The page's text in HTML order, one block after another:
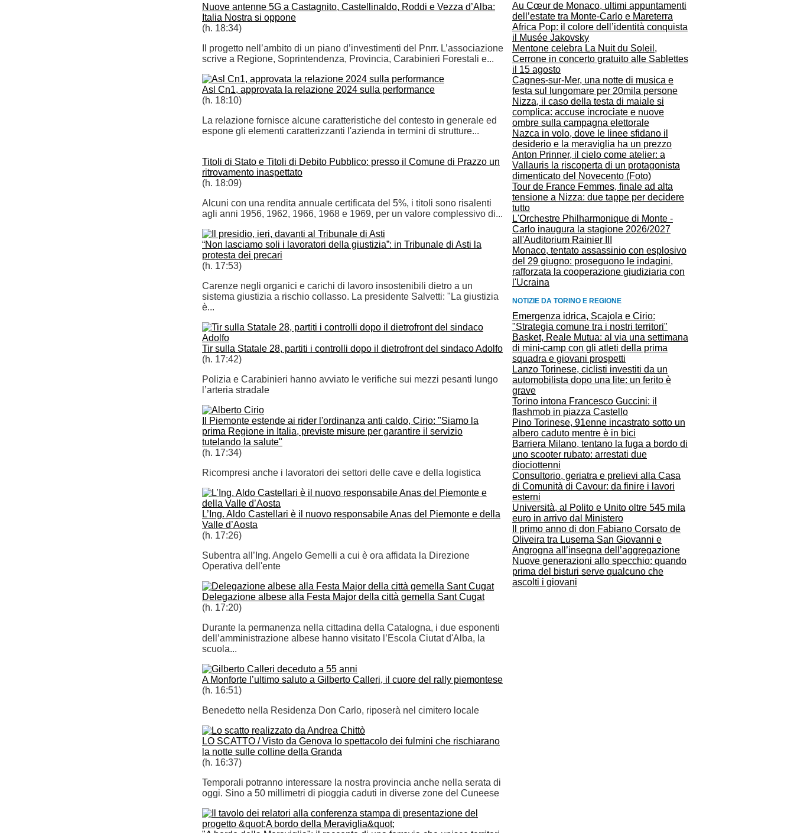
Au Cœur de Monaco, ultimi appuntamenti
dell’estate tra Monte-Carlo e Mareterra
Africa Pop: il colore dell’identità conquista
il Musée Jakovsky
Mentone celebra La Nuit du Soleil,
Cerrone in concerto gratuito alle Sablettes
il 15 agosto
Cagnes-sur-Mer, una notte di musica e
festa sul lungomare per 20mila persone
Nizza, il caso della testa di maiale si
complica: accuse incrociate e nuove
ombre sulla campagna elettorale
Nazca in volo, dove le linee sfidano il
desiderio e la meraviglia ha un prezzo
Anton Prinner, il cielo come atelier: a
Vallauris la riscoperta di un protagonista
dimenticato del Novecento (Foto)
Tour de France Femmes, finale ad alta
tensione a Nizza: due tappe per decidere
tutto
L'Orchestre Philharmonique di Monte -
Carlo inaugura la stagione 2026/2027
all'Auditorium Rainier III
Monaco, tentato assassinio con esplosivo
del 29 giugno: proseguono le indagini,
rafforzata la cooperazione giudiziaria con
l'Ucraina
NOTIZIE DA TORINO E REGIONE
Emergenza idrica, Scajola e Cirio:
"Strategia comune tra i nostri territori"
Basket, Reale Mutua: al via una settimana
di mini-camp con gli atleti della prima
squadra e giovani prospetti
Lanzo Torinese, ciclisti investiti da un
automobilista dopo una lite: un ferito è
grave
Torino intona Francesco Guccini: il
flashmob in piazza Castello
Pino Torinese, 91enne incastrato sotto un
albero caduto mentre è in bici
Barriera Milano, tentano la fuga a bordo di
uno scooter rubato: arrestati due
diociottenni
Consultorio, geriatra e prelievi alla Casa
di Comunità di Cavour: da finire i lavori
esterni
Università, al Polito e Unito oltre 545 mila
euro in arrivo dal Ministero
Il primo anno di don Fabiano Corsato de
Oliveira tra Luserna San Giovanni e
Angrogna all’insegna dell’aggregazione
Nuove generazioni allo specchio: quando
prima del bisturi serve qualcuno che
ascolti i giovani
Nuove antenne 5G a Castagnito, Castellinaldo, Roddi e Vezza d’Alba:
Italia Nostra si oppone
(h. 18:34)
Il progetto nell’ambito di un piano d’investimenti del Pnrr. L’associazione
scrive a Regione, Soprintendenza, Provincia, Carabinieri Forestali e...
Asl Cn1, approvata la relazione 2024 sulla performance
(h. 18:10)
La relazione fornisce alcune caratteristiche del contesto in generale ed
espone gli elementi caratterizzanti l'azienda in termini di strutture...
Titoli di Stato e Titoli di Debito Pubblico: presso il Comune di Prazzo un
ritrovamento inaspettato
(h. 18:09)
Alcuni con una rendita annuale certificata del 5%, i titoli sono risalenti
agli anni 1956, 1962, 1966, 1968 e 1969, per un valore complessivo di...
“Non lasciamo soli i lavoratori della giustizia”: in Tribunale di Asti la
protesta dei precari
(h. 17:53)
Carenze negli organici e carichi di lavoro insostenibili dietro a un
sistema giustizia a rischio collasso. La presidente Salvetti: "La giustizia
è...
Tir sulla Statale 28, partiti i controlli dopo il dietrofront del sindaco Adolfo
(h. 17:42)
Polizia e Carabinieri hanno avviato le verifiche sui mezzi pesanti lungo
l’arteria stradale
Il Piemonte estende ai rider l'ordinanza anti caldo, Cirio: "Siamo la
prima Regione in Italia, previste misure per garantire il servizio
tutelando la salute"
(h. 17:34)
Ricompresi anche i lavoratori dei settori delle cave e della logistica
L’Ing. Aldo Castellari è il nuovo responsabile Anas del Piemonte e della
Valle d’Aosta
(h. 17:26)
Subentra all’Ing. Angelo Gemelli a cui è ora affidata la Direzione
Operativa dell'ente
Delegazione albese alla Festa Major della città gemella Sant Cugat
(h. 17:20)
Durante la permanenza nella cittadina della Catalogna, i due esponenti
dell’amministrazione albese hanno visitato l’Escola Ciutat d'Alba, la
scuola...
A Monforte l’ultimo saluto a Gilberto Calleri, il cuore del rally piemontese
(h. 16:51)
Benedetto nella Residenza Don Carlo, riposerà nel cimitero locale
LO SCATTO / Visto da Genova lo spettacolo dei fulmini che rischiarano
la notte sulle colline della Granda
(h. 16:37)
Temporali potranno interessare la nostra provincia anche nella serata di
oggi. Sino a 50 millimetri di pioggia caduti in diverse zone del Cuneese